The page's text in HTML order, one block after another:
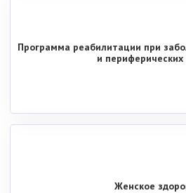
Программа реабилитации при
и периферических
Женское